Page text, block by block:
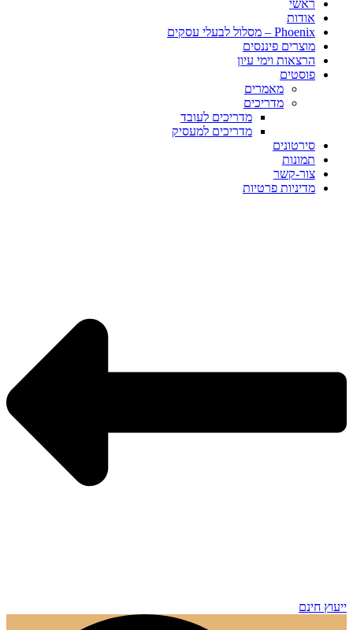
ראשי
אודות
Phoenix – מסלול לבעלי עסקים
מוצרים פיננסים
הרצאות וימי עיון
פוסטים​
מאמרים
מדריכים
מדריכים לעובד
מדריכים למעסיק
סירטונים
תמונות
צור-קשר
מדיניות פרטיות
ייעוץ חינם